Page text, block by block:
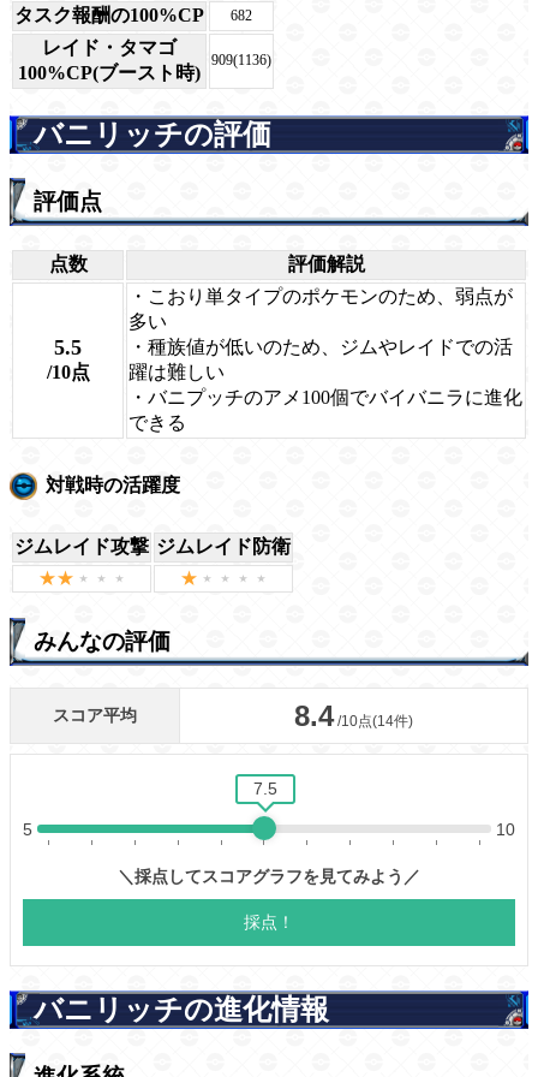
タスク報酬の100%CP 682
レイド・タマゴ
100%CP(ブースト時)
909(1136)
バニリッチの評価
評価点
点数 評価解説
5.5
/10点
・こおり単タイプのポケモンのため、弱点が
多い
・種族値が低いのため、ジムやレイドでの活
躍は難しい
・バニプッチのアメ100個でバイバニラに進化
できる
対戦時の活躍度
ジムレイド攻撃 ジムレイド防衛
みんなの評価
バニリッチの進化情報